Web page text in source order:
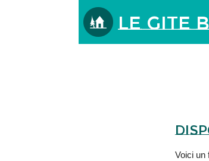
Le Gite
Voici un